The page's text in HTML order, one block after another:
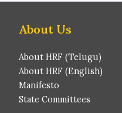
About Us
About HRF (Telugu)
About HRF (English)
Manifesto
State Committees